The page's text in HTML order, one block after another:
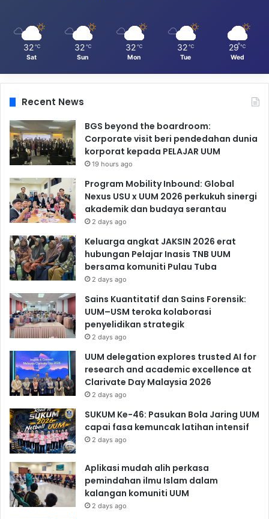
32 ℃
Sat
32 ℃
Sun
32 ℃
Mon
32 ℃
Tue
29 ℃
Wed
Recent News
BGS beyond the boardroom:
Corporate visit beri pendedahan dunia
korporat kepada PELAJAR UUM
19 hours ago
Program Mobility Inbound: Global
Nexus USU x UUM 2026 perkukuh sinergi
akademik dan budaya serantau
2 days ago
Keluarga angkat JAKSIN 2026 erat
hubungan Pelajar Inasis TNB UUM
bersama komuniti Pulau Tuba
2 days ago
Sains Kuantitatif dan Sains Forensik:
UUM–USM teroka kolaborasi
penyelidikan strategik
2 days ago
UUM delegation explores trusted AI for
research and academic excellence at
Clarivate Day Malaysia 2026
2 days ago
SUKUM Ke-46: Pasukan Bola Jaring UUM
capai fasa kemuncak latihan intensif
2 days ago
Aplikasi mudah alih perkasa
pemindahan ilmu Islam dalam
kalangan komuniti UUM
2 days ago